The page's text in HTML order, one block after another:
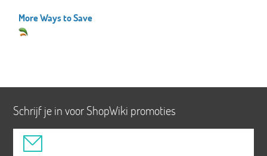
More Ways to Save
Schrijf je in voor ShopWiki promoties